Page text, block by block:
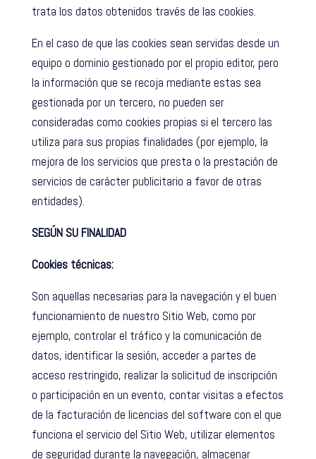
trata los datos obtenidos través de las cookies.
En el caso de que las cookies sean servidas desde un
equipo o dominio gestionado por el propio editor, pero
la información que se recoja mediante estas sea
gestionada por un tercero, no pueden ser
consideradas como cookies propias si el tercero las
utiliza para sus propias finalidades (por ejemplo, la
mejora de los servicios que presta o la prestación de
servicios de carácter publicitario a favor de otras
entidades).
SEGÚN SU FINALIDAD
Cookies técnicas:
Son aquellas necesarias para la navegación y el buen
funcionamiento de nuestro Sitio Web, como por
ejemplo, controlar el tráfico y la comunicación de
datos, identificar la sesión, acceder a partes de
acceso restringido, realizar la solicitud de inscripción
o participación en un evento, contar visitas a efectos
de la facturación de licencias del software con el que
funciona el servicio del Sitio Web, utilizar elementos
de seguridad durante la navegación, almacenar